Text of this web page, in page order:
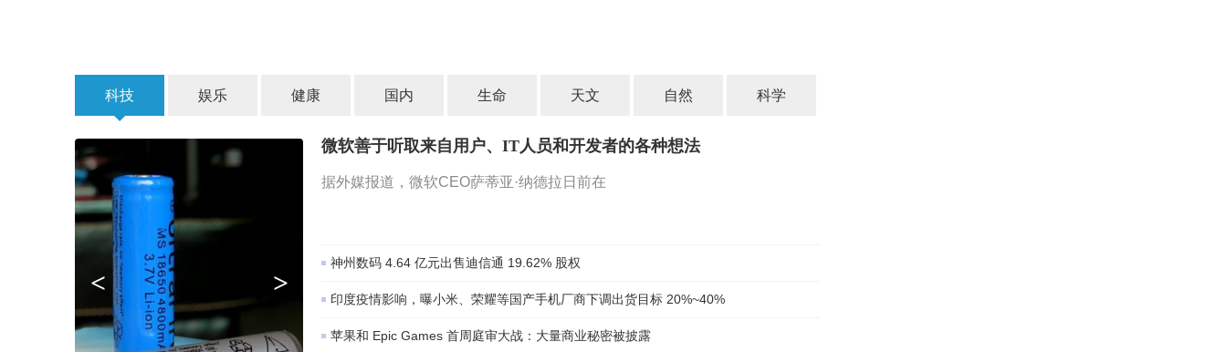
科技 娱乐 健康 国内 生命 天文 自然 科学
< >
微软善于听取来自用户、IT人员和开发者的各种想法
据外媒报道，微软CEO萨蒂亚·纳德拉日前在
神州数码 4.64 亿元出售迪信通 19.62% 股权
印度疫情影响，曝小米、荣耀等国产手机厂商下调出货目标 20%~40%
苹果和 Epic Games 首周庭审大战：大量商业秘密被披露